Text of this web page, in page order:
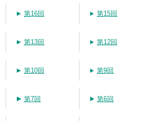
第16回 第15回
第13回 第12回
第10回 第9回
第7回 第6回